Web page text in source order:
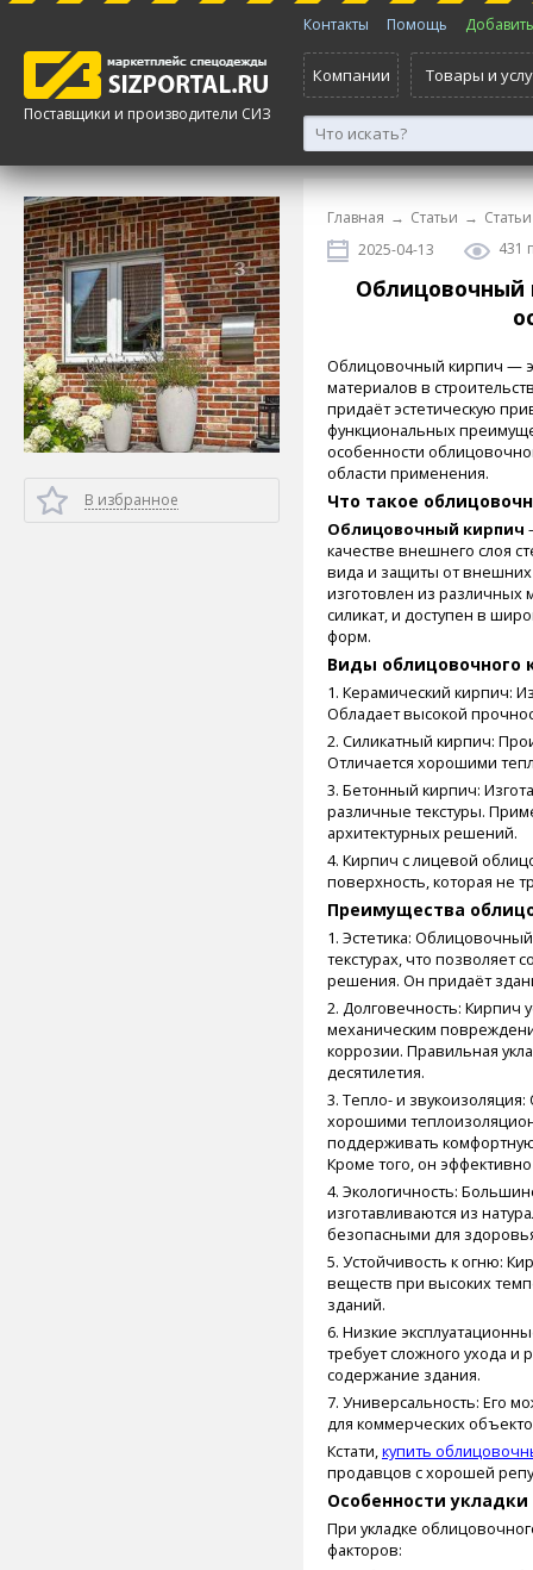
Поставщики и производители СИЗ
Контакты Помощь
Компании Товары и
В избранное
Главная → Статьи →
2025-04-13
431
Облицовочный
Облицовочный кирпич —
материалов в
придаёт эстетическую
функциональных
особенности
области применения.
Что такое
Облицовочный кирпич
качестве внешнего слоя
вида и защиты от
изготовлен из различных
силикат, и доступен в
форм.
Виды облицовочного
1. Керамический кирпич:
Обладает высокой
2. Силикатный кирпич:
Отличается хорошими
3. Бетонный кирпич:
различные текстуры.
архитектурных решений.
4. Кирпич с лицевой
поверхность, которая не
Преимущества
1. Эстетика:
текстурах, что позволяет
решения. Он придаёт
2. Долговечность: Кирпич
механическим
коррозии. Правильная
десятилетия.
3. Тепло- и
хорошими
поддерживать
Кроме того, он
4. Экологичность:
изготавливаются из
безопасными для
5. Устойчивость к огню:
веществ при высоких
зданий.
6. Низкие
требует сложного ухода и
содержание здания.
7. Универсальность: Его
для коммерческих
Кстати,купить
продавцов с хорошей
Особенности
При укладке
факторов: